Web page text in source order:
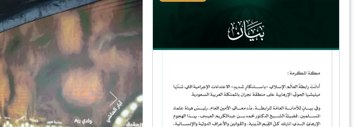
Previous Next
Next